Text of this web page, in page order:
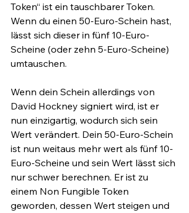
Token“ ist ein tauschbarer Token.
Wenn du einen 50-Euro-Schein hast,
lässt sich dieser in fünf 10-Euro-
Scheine (oder zehn 5-Euro-Scheine)
umtauschen.
Wenn dein Schein allerdings von
David Hockney signiert wird, ist er
nun einzigartig, wodurch sich sein
Wert verändert. Dein 50-Euro-Schein
ist nun weitaus mehr wert als fünf 10-
Euro-Scheine und sein Wert lässt sich
nur schwer berechnen. Er ist zu
einem Non Fungible Token
geworden, dessen Wert steigen und